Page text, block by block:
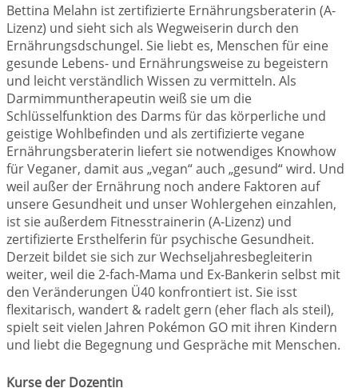
Bettina Melahn ist zertifizierte Ernährungsberaterin (A-
Lizenz) und sieht sich als Wegweiserin durch den
Ernährungsdschungel. Sie liebt es, Menschen für eine
gesunde Lebens- und Ernährungsweise zu begeistern
und leicht verständlich Wissen zu vermitteln. Als
Darmimmuntherapeutin weiß sie um die
Schlüsselfunktion des Darms für das körperliche und
geistige Wohlbefinden und als zertifizierte vegane
Ernährungsberaterin liefert sie notwendiges Knowhow
für Veganer, damit aus „vegan“ auch „gesund“ wird. Und
weil außer der Ernährung noch andere Faktoren auf
unsere Gesundheit und unser Wohlergehen einzahlen,
ist sie außerdem Fitnesstrainerin (A-Lizenz) und
zertifizierte Ersthelferin für psychische Gesundheit.
Derzeit bildet sie sich zur Wechseljahresbegleiterin
weiter, weil die 2-fach-Mama und Ex-Bankerin selbst mit
den Veränderungen Ü40 konfrontiert ist. Sie isst
flexitarisch, wandert & radelt gern (eher flach als steil),
spielt seit vielen Jahren Pokémon GO mit ihren Kindern
und liebt die Begegnung und Gespräche mit Menschen.
Kurse der Dozentin